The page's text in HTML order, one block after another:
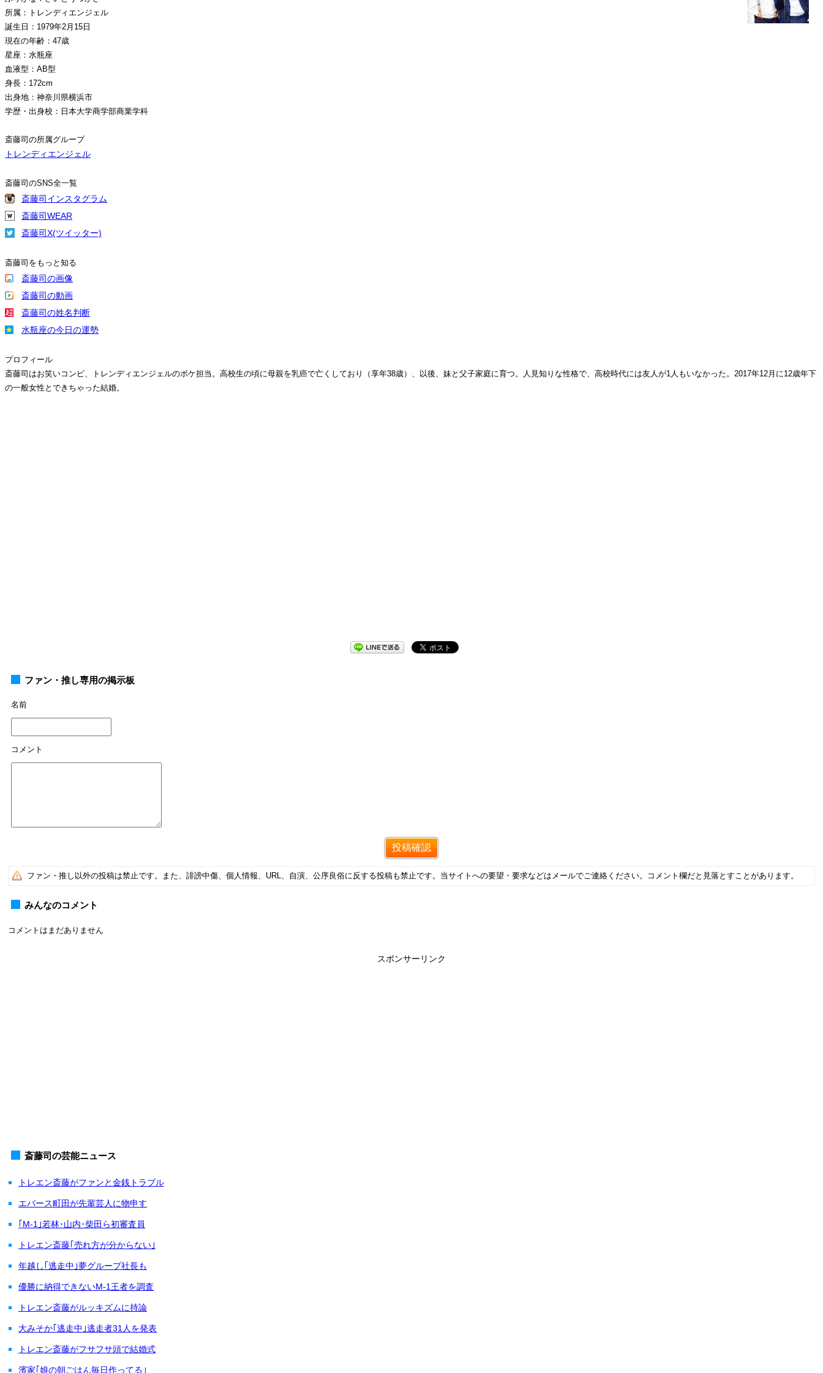
所属：トレンディエンジェル
誕生日：1979年2月15日
現在の年齢：47歳
星座：水瓶座
血液型：AB型
身長：172cm
出身地：神奈川県横浜市
学歴・出身校：日本大学商学部商業学科
斎藤司の所属グループ
トレンディエンジェル
斎藤司のSNS全一覧
斎藤司インスタグラム
斎藤司WEAR
斎藤司X(ツイッター)
斎藤司をもっと知る
斎藤司の画像
斎藤司の動画
斎藤司の姓名判断
水瓶座の今日の運勢
プロフィール
斎藤司はお笑いコンビ、トレンディエンジェルのボケ担当。高校生の頃に母親を乳癌で亡くしており（享年38歳）、以後、妹と父子家庭に育つ。人見知りな性格で、高校時代には友人が1人もいなかった。2017年12月に12歳年下
の一般女性とできちゃった結婚。
ファン・推し専用の掲示板
名前
コメント
ファン・推し以外の投稿は禁止です。また、誹謗中傷、個人情報、URL、自演、公序良俗に反する投稿も禁止です。当サイトへの要望・要求などはメールでご連絡ください。コメント欄だと見落とすことがあります。
みんなのコメント
コメントはまだありません
スポンサーリンク
斎藤司の芸能ニュース
トレエン斎藤がファンと金銭トラブル
エバース町田が先輩芸人に物申す
｢M-1｣若林･山内･柴田ら初審査員
トレエン斎藤｢売れ方が分からない｣
年越し｢逃走中｣夢グループ社長も
優勝に納得できないM-1王者を調査
トレエン斎藤がルッキズムに持論
大みそか｢逃走中｣逃走者31人を発表
トレエン斎藤がフサフサ頭で結婚式
濱家｢娘の朝ごはん毎日作ってる｣